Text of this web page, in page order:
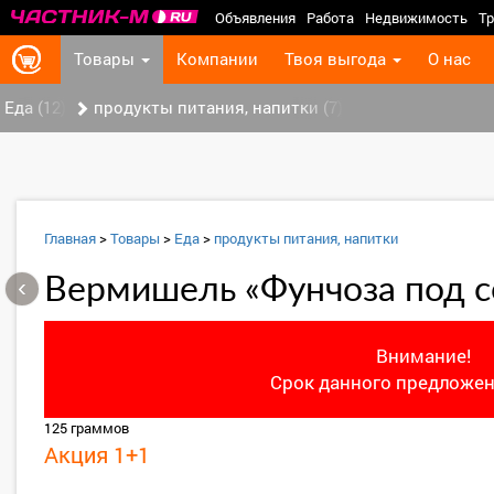
Объявления Работа Недвижимость
Товары Компании Твоя выгода О нас
Еда (12) продукты питания, напитки (7)
Главная>Товары > Еда> продукты питания, напитки
Вермишель «Фунчоза под
Внимание!
Срок данного
125 граммов
Акция 1+1
‹